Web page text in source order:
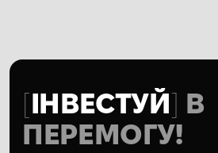
ІНВЕСТУЙ В
ПЕРЕМОГУ!